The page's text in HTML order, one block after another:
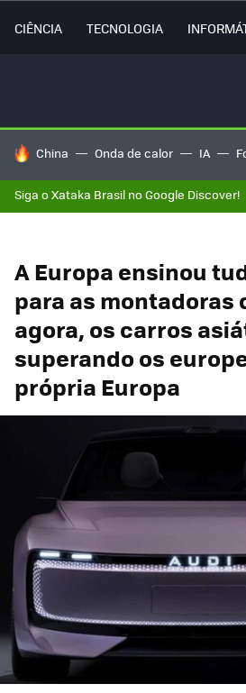
CIÊNCIA TECNOLOGIA
TENDÊNCIAS DO DIA
China Onda de calor IA
Siga o Xataka Brasil no Google Discover!
A Europa ensinou
para as montadoras
agora, os carros
superando os
própria Europa